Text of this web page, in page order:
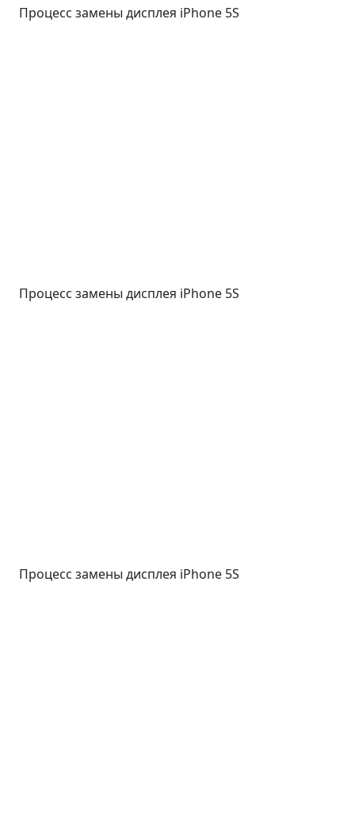
Процесс замены дисплея iPhone 5S
Процесс замены дисплея iPhone 5S
Процесс замены дисплея iPhone 5S